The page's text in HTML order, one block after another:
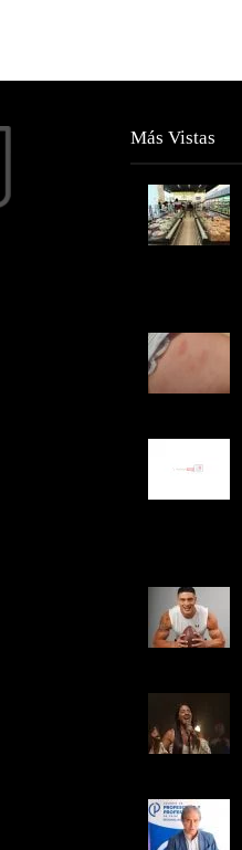
Más Vistas